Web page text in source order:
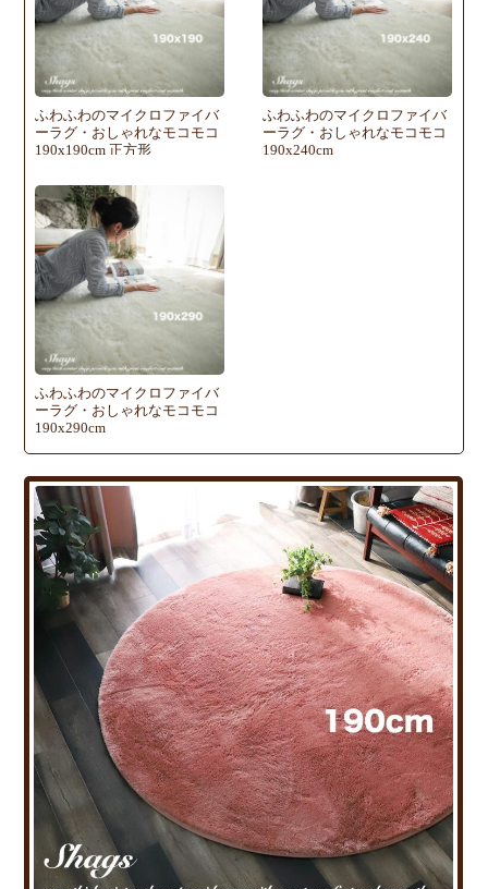
ふわふわのマイクロファイバ
ーラグ・おしゃれなモコモコ
190x190cm 正方形
ふわふわのマイクロファイバ
ーラグ・おしゃれなモコモコ
190x240cm
ふわふわのマイクロファイバ
ーラグ・おしゃれなモコモコ
190x290cm